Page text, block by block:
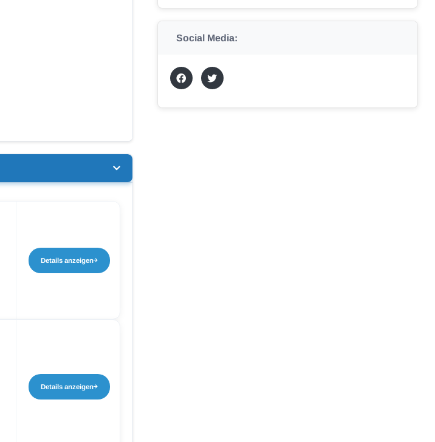
Details anzeigen
Details anzeigen
Social Media: